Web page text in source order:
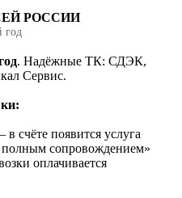
РОССИИ
год
. Надёжные ТК: СДЭК,
Сервис.
в счёте появится услуга
полным сопровождением»
оплачивается